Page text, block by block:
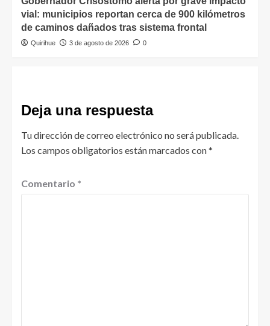
vial: municipios reportan cerca de 900 kilómetros
de caminos dañados tras sistema frontal
Quirihue 3 de agosto de 2026 0
Deja una respuesta
Tu dirección de correo electrónico no será publicada.
Los campos obligatorios están marcados con*
Comentario *